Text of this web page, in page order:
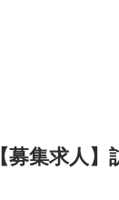
【募集求人